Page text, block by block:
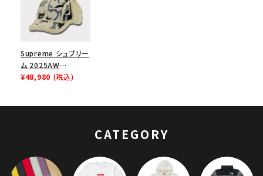
Supreme シュプリー
ム 2025AW
Shearling Lined
¥48,980 (税込)
CATEGORY